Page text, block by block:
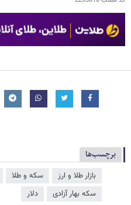
برچسب‌ها
بازار طلا و ارز سکه و طلا
سکه بهار آزادی
دلار